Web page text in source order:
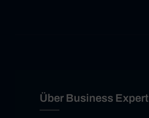
Über Business Expert